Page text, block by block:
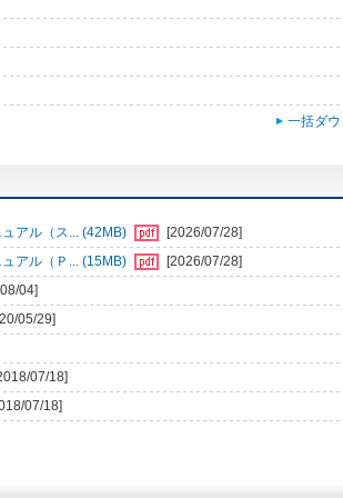
一括ダ
アル（ス... (42MB)
[2026/07/28]
アル（Ｐ... (15MB)
[2026/07/28]
04]
05/29]
07/18]
07/18]